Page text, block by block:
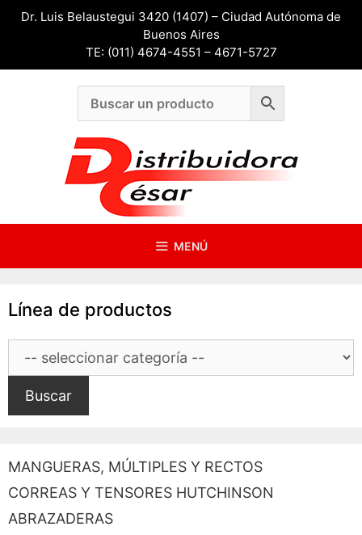
SaltarDr. Luis Belaustegui 3420 (1407) – Ciudad Autónoma de
Buenos Aires
TE: (011) 4674-4551 – 4671-5727
MENÚ
Línea de productos
Buscar
MANGUERAS, MÚLTIPLES Y RECTOS
CORREAS Y TENSORES HUTCHINSON
ABRAZADERAS